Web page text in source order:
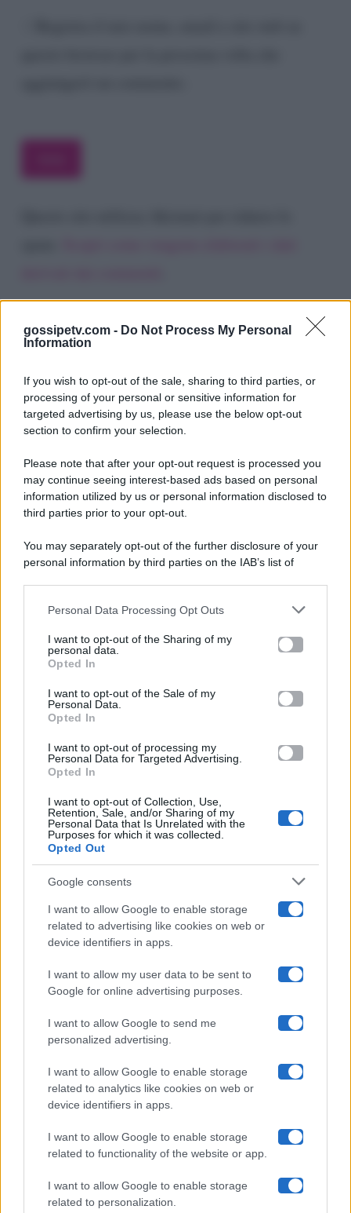
gossipetv.com - Do Not Process My Personal
Information
If you wish to opt-out of the sale, sharing to third parties, or
processing of your personal or sensitive information for
targeted advertising by us, please use the below opt-out
section to confirm your selection.
Please note that after your opt-out request is processed you
may continue seeing interest-based ads based on personal
information utilized by us or personal information disclosed to
third parties prior to your opt-out.
You may separately opt-out of the further disclosure of your
personal information by third parties on the IAB’s list of
This information may also be disclosed by us to third parties
disclose it to other third parties.
Please note that this website/app uses one or more Google
services and may gather and store information including but
not limited to your visit or usage behaviour. You may click to
grant or deny consent to Google and its third-party tags to
consent section.
Personal Data Processing Opt Outs
I want to opt-out of the Sharing of my
personal data.
Opted In
I want to opt-out of the Sale of my
Personal Data.
Opted In
I want to opt-out of processing my
Personal Data for Targeted Advertising.
Opted In
I want to opt-out of Collection, Use,
Retention, Sale, and/or Sharing of my
Personal Data that Is Unrelated with the
Purposes for which it was collected.
Opted Out
Google consents
I want to allow Google to enable storage
related to advertising like cookies on web or
device identifiers in apps.
I want to allow my user data to be sent to
Google for online advertising purposes.
I want to allow Google to send me
personalized advertising.
I want to allow Google to enable storage
related to analytics like cookies on web or
device identifiers in apps.
I want to allow Google to enable storage
related to functionality of the website or app.
I want to allow Google to enable storage
related to personalization.
Gossip e TV è un sito di MASTE S.r.l.
viale Luigi Majno n. 21 - 20129 Milano (MI)
P.Iva 10909580960
Categorie
Gossip
Televisione
Programmi TV
Amici
Ballando Con Le Stelle
Grande Fratello
Isola Dei Famosi
Uomini E Donne
Maste S.r.l.
Chi siamo
Collabora con noi
Contatti
Privacy Policy
Cookie Policy